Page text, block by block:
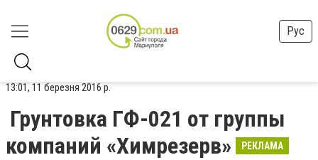
Рус
13:01, 11 березня 2016 р.
Грунтовка ГФ-021 от группы
компаний «Химрезерв»
РЕКЛАМА